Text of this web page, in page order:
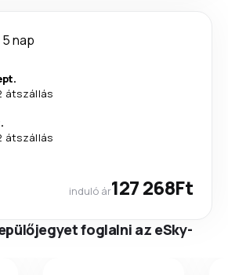
5 nap
átszállás
átszállás
induló ár127 268Ft
foglalni az eSky-